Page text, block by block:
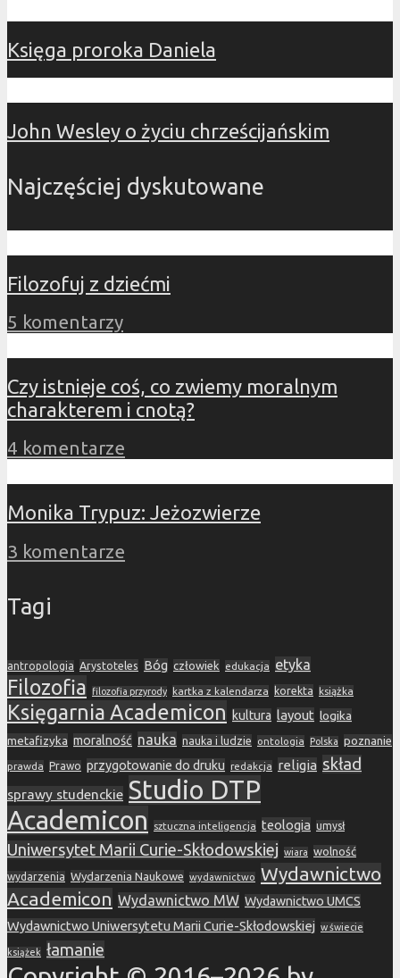
Księga proroka Daniela
John Wesley o życiu chrześcijańskim
Najczęściej dyskutowane
Filozofuj z dziećmi
5 komentarzy
Czy istnieje coś, co zwiemy moralnym
charakterem i cnotą?
4 komentarze
Monika Trypuz: Jeżozwierze
3 komentarze
Tagi
antropologia Arystoteles Bóg człowiek edukacja etyka
Filozofia filozofia przyrody kartka z kalendarza korekta książka
Księgarnia Academicon kultura layout logika
metafizyka moralność nauka nauka i ludzie ontologia Polska poznanie
prawda Prawo przygotowanie do druku redakcja religia skład
sprawy studenckie Studio DTP
Academicon
sztuczna inteligencja teologia umysł
Uniwersytet Marii Curie-Skłodowskiej wiara wolność
wydarzenia Wydarzenia Naukowe wydawnictwo Wydawnictwo
Academicon Wydawnictwo MW Wydawnictwo UMCS
Wydawnictwo Uniwersytetu Marii Curie-Skłodowskiej w świecie
książek łamanie